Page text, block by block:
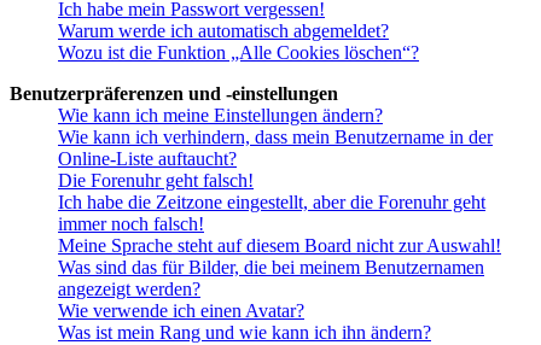
Ich habe mein Passwort vergessen!
Warum werde ich automatisch abgemeldet?
Wozu ist die Funktion „Alle Cookies löschen“?
Benutzerpräferenzen und -einstellungen
Wie kann ich meine Einstellungen ändern?
Wie kann ich verhindern, dass mein Benutzername in der
Online-Liste auftaucht?
Die Forenuhr geht falsch!
Ich habe die Zeitzone eingestellt, aber die Forenuhr geht
immer noch falsch!
Meine Sprache steht auf diesem Board nicht zur Auswahl!
Was sind das für Bilder, die bei meinem Benutzernamen
angezeigt werden?
Wie verwende ich einen Avatar?
Was ist mein Rang und wie kann ich ihn ändern?